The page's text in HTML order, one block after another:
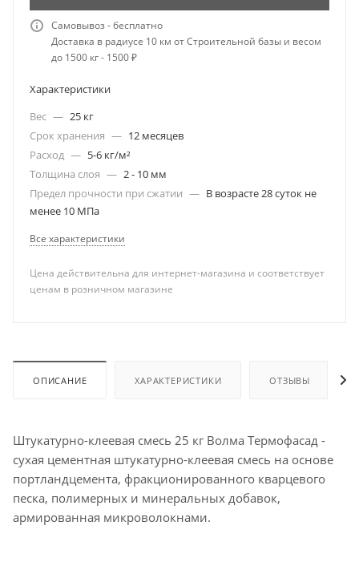
Самовывоз - бесплатно
Доставка в радиусе 10 км от Строительной базы и весом
до 1500 кг - 1500 ₽
Характеристики
Вес — 25 кг
Срок хранения — 12 месяцев
Расход — 5-6 кг/м²
Толщина слоя — 2 - 10 мм
Предел прочности при сжатии — В возрасте 28 суток не
менее 10 МПа
Все характеристики
Цена действительна для интернет-магазина и соответствует
ценам в розничном магазине
ОПИСАНИЕ ХАРАКТЕРИСТИКИ ОТЗЫВЫ
Штукатурно-клеевая смесь 25 кг Волма Термофасад -
сухая цементная штукатурно-клеевая смесь на основе
портландцемента, фракционированного кварцевого
песка, полимерных и минеральных добавок,
армированная микроволокнами.